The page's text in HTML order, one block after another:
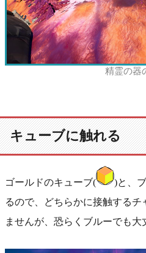
精霊の器
キューブに触れる
ゴールドのキューブ( )と、
るので、どちらかに接触する
ませんが、恐らくブルーでも大